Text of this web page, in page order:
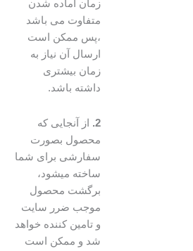
زمان آماده شدن
متفاوت می باشد
،پس ممکن است
ارسال آن نیاز به
زمان بیشتری
داشته باشد.
از آنجایی که
محصول بصورت
سفارشی برای شما
ساخته میشود،
برگشت محصول
موجب ضرر سایت
و تامین کننده خواهد
شد و ممکن است